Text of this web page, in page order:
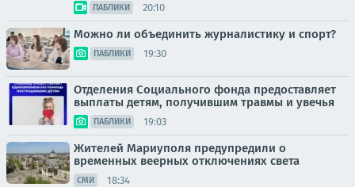
ПАБЛИКИ 20:10
Можно ли объединить журналистику и спорт?
ПАБЛИКИ 19:30
Отделения Социального фонда предоставляет
выплаты детям, получившим травмы и увечья
ПАБЛИКИ 19:03
Жителей Мариуполя предупредили о
временных веерных отключениях света
СМИ 18:34